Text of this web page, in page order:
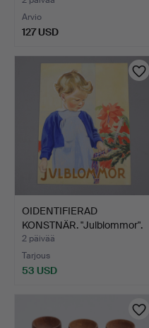
Arvio
127 USD
OIDENTIFIERAD
KONSTNÄR. "Julblommor".
Akva…
2 päivää
Tarjous
53 USD